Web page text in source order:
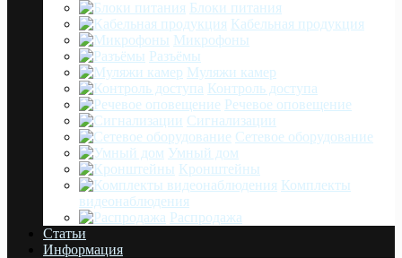
Блоки питания
Кабельная продукция
Микрофоны
Разъёмы
Муляжи камер
Контроль доступа
Речевое оповещение
Сигнализации
Сетевое оборудование
Умный дом
Кронштейны
Комплекты
видеонаблюдения
Распродажа
Статьи
Информация